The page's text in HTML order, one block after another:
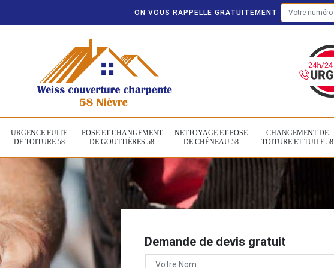
ON VOUS RAPPELLE GRATUITEMENT
URGENCE FUITE
DE TOITURE 58
POSE ET CHANGEMENT
DE GOUTTIÈRES 58
NETTOYAGE ET POSE
DE CHÉNEAU 58
CHANGEMENT DE
TOITURE ET TUILE 58
Demande de devis gratuit